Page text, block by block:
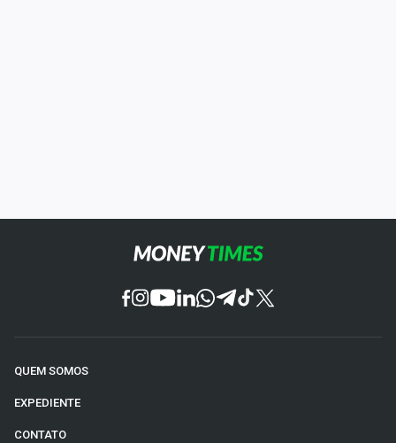
QUEM SOMOS
EXPEDIENTE
CONTATO